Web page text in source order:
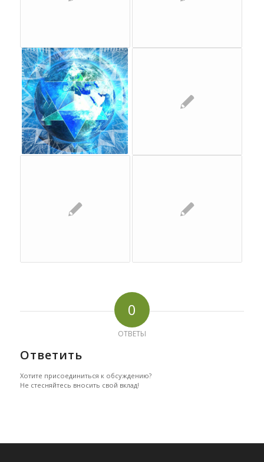
0
ОТВЕТЫ
Ответить
Хотите присоединиться к обсуждению?
Не стесняйтесь вносить свой вклад!